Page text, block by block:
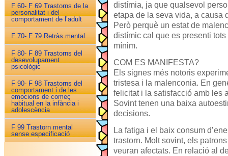
F 60- F 69 Trastorns de la
personalitat i del
comportament de l’adult
F 70- F 79 Retràs mental
F 80- F 89 Trastorns del
desevolupament
psicològic
F 90- F 98 Trastorns del
comportament i de les
emocions de começ
habitual en la infància i
adolescència
F 99 Trastorn mental
sense especificació
distímia, ja que qualsevol
etapa de la seva vida, a causa
Però perquè un estat de
distímic cal que es presenti
mínim.
COM ES MANIFESTA?
Els signes més notoris
tristesa i la malenconia. En
felicitat i la satisfacció amb les
Sovint tenen una baixa
decisions.
La fatiga i el baix consum
trastorn. Molt sovint, els
veuran afectats. En relació al